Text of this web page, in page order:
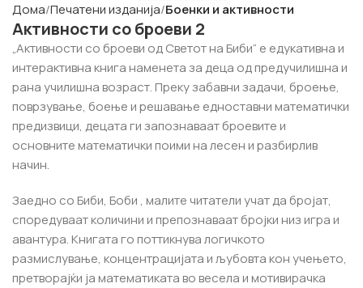
Дома Печатени изданија Боенки и активности
Активности со броеви 2
„Активности со броеви од Светот на Биби“ е едукативна и
интерактивна книга наменета за деца од предучилишна и
рана училишна возраст. Преку забавни задачи, броење,
поврзување, боење и решавање едноставни математички
предизвици, децата ги запознаваат броевите и
основните математички поими на лесен и разбирлив
начин.
Заедно со Биби, Боби , малите читатели учат да бројат,
споредуваат количини и препознаваат бројки низ игра и
авантура. Книгата го поттикнува логичкото
размислување, концентрацијата и љубовта кон учењето,
претворајќи ја математиката во весела и мотивирачка